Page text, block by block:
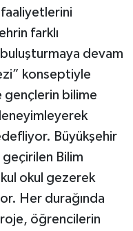
farklı
devam
konseptiyle
gençlerin bilime
Büyükşehir
Bilim
okul gezerek
Her durağında
öğrencilerin